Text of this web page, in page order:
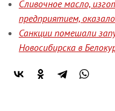
Сливочное масло,
предприятием,
Санкции помешали
Новосибирска в